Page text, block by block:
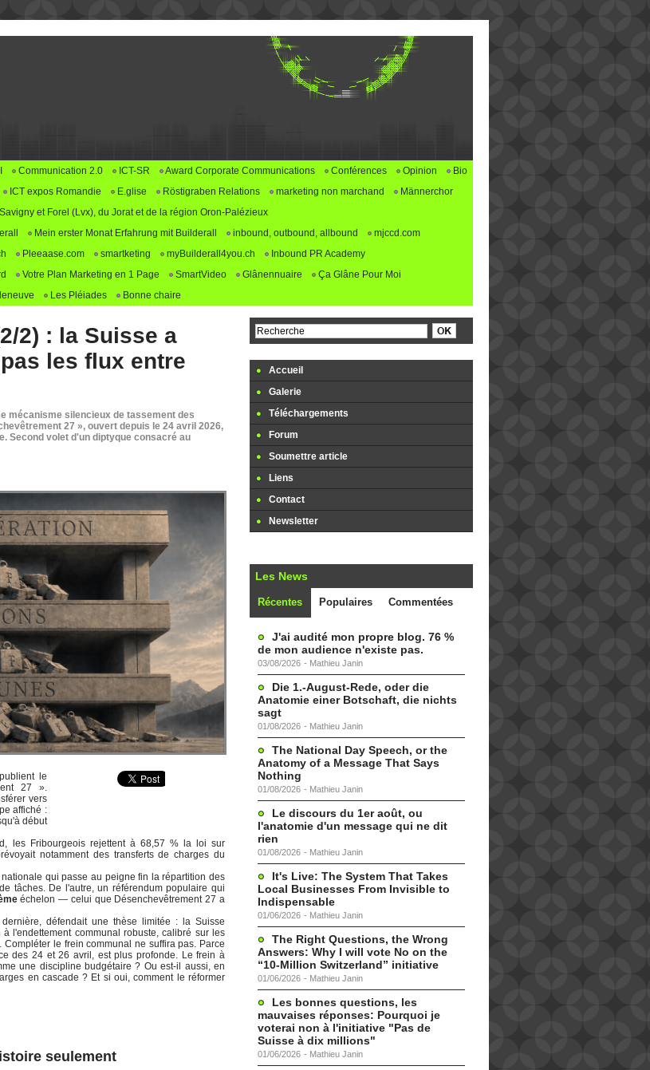
Communication 2.0 ICT-SR Award Corporate Communications Conférences Opinion
Bio
ICT expos Romandie E.glise Röstigraben Relations marketing non marchand
Männerchor
et Forel (Lvx), du Jorat et de la région Oron-Palézieux
Mein erster Monat Erfahrung mit Builderall inbound, outbound, allbound
mjccd.com
Pleeaase.com smartketing myBuilderall4you.ch
Inbound PR Academy
Votre Plan Marketing en 1 Page SmartVideo Glânennuaire
Ça Glâne Pour Moi
Les Pléiades Bonne chaire
2) : la Suisse a
les flux entre
mécanisme silencieux de tassement des
27 », ouvert depuis le 24 avril 2026,
Second volet d'un diptyque consacré au
le
27 ».
vers
affiché :
début
les Fribourgeois rejettent à 68,57 % la loi sur
notamment des transferts de charges du
qui passe au peigne fin la répartition des
tâches. De l'autre, un référendum populaire qui
échelon — celui que Désenchevêtrement 27 a
défendait une thèse limitée : la Suisse
l'endettement communal robuste, calibré sur les
le frein communal ne suffira pas. Parce
des 24 et 26 avril, est plus profonde. Le frein à
une discipline budgétaire ? Ou est-il aussi, en
en cascade ? Et si oui, comment le réformer
seulement
Accueil
Galerie
Téléchargements
Forum
Soumettre article
Liens
Contact
Newsletter
Les News
Récentes Populaires Commentées
J'ai audité mon propre blog. 76 %
de mon audience n'existe pas.
03/08/2026 - Mathieu Janin
Die 1.-August-Rede, oder die
Anatomie einer Botschaft, die nichts
sagt
01/08/2026 - Mathieu Janin
The National Day Speech, or the
Anatomy of a Message That Says
Nothing
01/08/2026 - Mathieu Janin
Le discours du 1er août, ou
l'anatomie d'un message qui ne dit
rien
01/08/2026 - Mathieu Janin
It's Live: The System That Takes
Local Businesses From Invisible to
Indispensable
01/06/2026 - Mathieu Janin
The Right Questions, the Wrong
Answers: Why I will vote No on the
“10-Million Switzerland” initiative
01/06/2026 - Mathieu Janin
Les bonnes questions, les
mauvaises réponses: Pourquoi je
voterai non à l'initiative "Pas de
Suisse à dix millions"
01/06/2026 - Mathieu Janin